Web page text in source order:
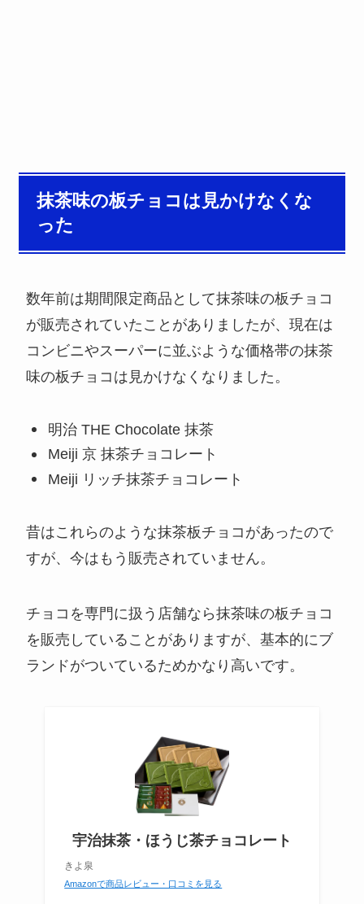
抹茶味の板チョコは見かけなくな
った
数年前は期間限定商品として抹茶味の板チョコ
が販売されていたことがありましたが、現在は
コンビニやスーパーに並ぶような価格帯の抹茶
味の板チョコは見かけなくなりました。
明治 THE Chocolate 抹茶
Meiji 京 抹茶チョコレート
Meiji リッチ抹茶チョコレート
昔はこれらのような抹茶板チョコがあったので
すが、今はもう販売されていません。
チョコを専門に扱う店舗なら抹茶味の板チョコ
を販売していることがありますが、基本的にブ
ランドがついているためかなり高いです。
宇治抹茶・ほうじ茶チョコレート
きよ泉
Amazonで商品レビュー・口コミを見る